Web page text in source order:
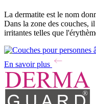
La dermatite est le nom
Dans la zone des couches,
irritantes telles que
En savoir plus